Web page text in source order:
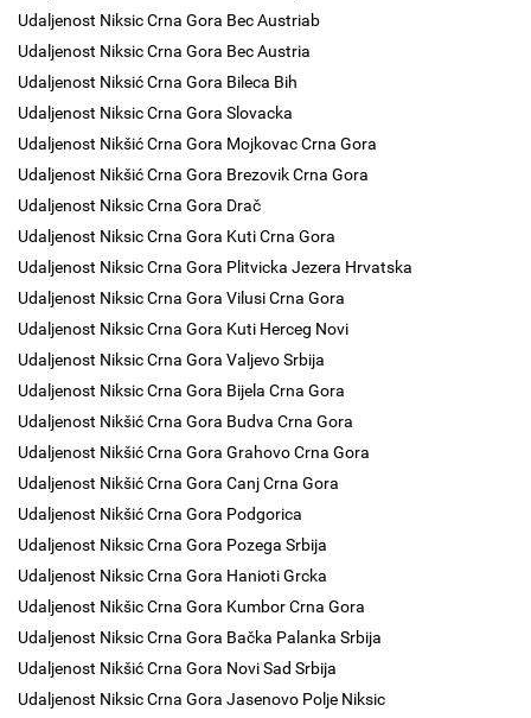
Udaljenost Niksic Crna Gora Bec Austriab
Udaljenost Niksic Crna Gora Bec Austria
Udaljenost Niksić Crna Gora Bileca Bih
Udaljenost Niksic Crna Gora Slovacka
Udaljenost Nikšić Crna Gora Mojkovac Crna Gora
Udaljenost Nikšić Crna Gora Brezovik Crna Gora
Udaljenost Niksic Crna Gora Drač
Udaljenost Niksic Crna Gora Kuti Crna Gora
Udaljenost Niksic Crna Gora Plitvicka Jezera Hrvatska
Udaljenost Niksic Crna Gora Vilusi Crna Gora
Udaljenost Niksic Crna Gora Kuti Herceg Novi
Udaljenost Niksic Crna Gora Valjevo Srbija
Udaljenost Niksic Crna Gora Bijela Crna Gora
Udaljenost Nikšić Crna Gora Budva Crna Gora
Udaljenost Nikšić Crna Gora Grahovo Crna Gora
Udaljenost Nikšić Crna Gora Canj Crna Gora
Udaljenost Nikšić Crna Gora Podgorica
Udaljenost Niksic Crna Gora Pozega Srbija
Udaljenost Niksic Crna Gora Hanioti Grcka
Udaljenost Nikšic Crna Gora Kumbor Crna Gora
Udaljenost Niksic Crna Gora Bačka Palanka Srbija
Udaljenost Nikšić Crna Gora Novi Sad Srbija
Udaljenost Niksic Crna Gora Jasenovo Polje Niksic